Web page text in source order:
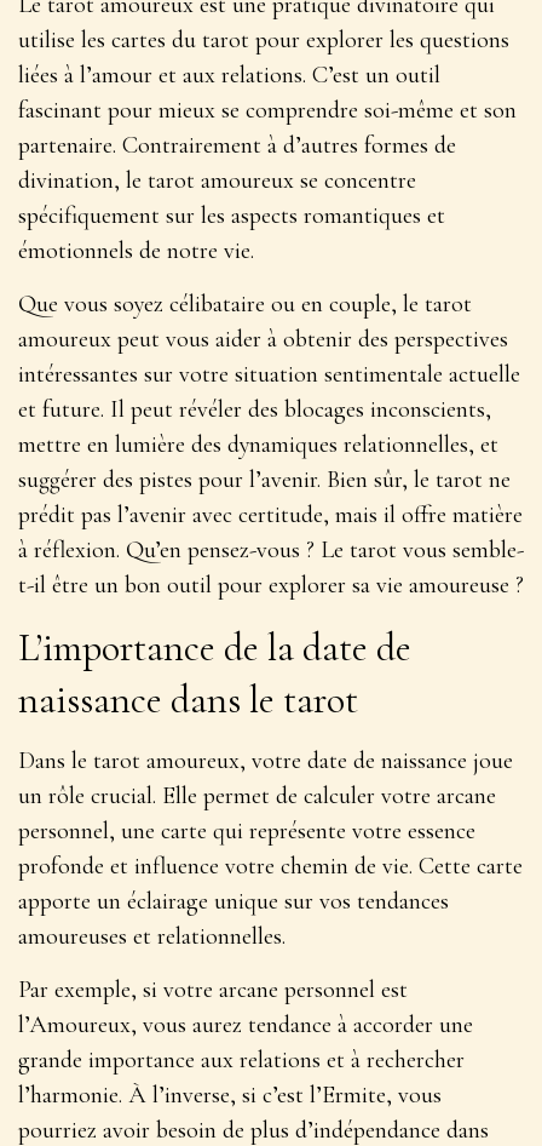
utilise les cartes du tarot pour explorer les questions
liées à l’amour et aux relations. C’est un outil
fascinant pour mieux se comprendre soi-même et son
partenaire. Contrairement à d’autres formes de
divination, le tarot amoureux se concentre
spécifiquement sur les aspects romantiques et
émotionnels de notre vie.
Que vous soyez célibataire ou en couple, le tarot
amoureux peut vous aider à obtenir des perspectives
intéressantes sur votre situation sentimentale actuelle
et future. Il peut révéler des blocages inconscients,
mettre en lumière des dynamiques relationnelles, et
suggérer des pistes pour l’avenir. Bien sûr, le tarot ne
prédit pas l’avenir avec certitude, mais il offre matière
à réflexion. Qu’en pensez-vous ? Le tarot vous semble-
t-il être un bon outil pour explorer sa vie amoureuse ?
L’importance de la date de
naissance dans le tarot
Dans le tarot amoureux, votre date de naissance joue
un rôle crucial. Elle permet de calculer votre arcane
personnel, une carte qui représente votre essence
profonde et influence votre chemin de vie. Cette carte
apporte un éclairage unique sur vos tendances
amoureuses et relationnelles.
Par exemple, si votre arcane personnel est
l’Amoureux, vous aurez tendance à accorder une
grande importance aux relations et à rechercher
l’harmonie. À l’inverse, si c’est l’Ermite, vous
pourriez avoir besoin de plus d’indépendance dans